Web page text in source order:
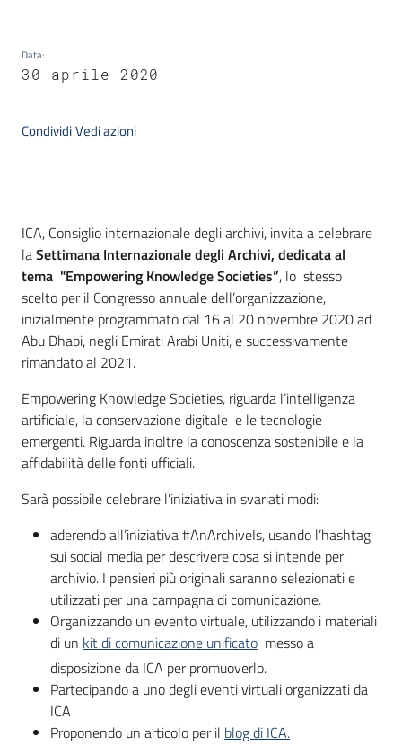
Data:
30 aprile 2020
CondividiVedi azioni
Introduzione
ICA, Consiglio internazionale degli archivi, invita a celebrare
laSettimana Internazionale degli Archivi, dedicata al
tema "Empowering Knowledge Societies”, lo stesso
scelto per il Congresso annuale dell’organizzazione,
inizialmente programmato dal 16 al 20 novembre 2020 ad
Abu Dhabi, negli Emirati Arabi Uniti, e successivamente
rimandato al 2021.
Empowering Knowledge Societies, riguarda l’intelligenza
artificiale, la conservazione digitale e le tecnologie
emergenti. Riguarda inoltre la conoscenza sostenibile e la
affidabilità delle fonti ufficiali.
Sarà possibile celebrare l’iniziativa in svariati modi:
aderendo all’iniziativa #AnArchiveIs, usando l’hashtag
sui social media per descrivere cosa si intende per
archivio. I pensieri più originali saranno selezionati e
utilizzati per una campagna di comunicazione.
Organizzando un evento virtuale, utilizzando i materiali
di un kit di comunicazione unificato messo a
disposizione da ICA per promuoverlo.
Partecipando a uno degli eventi virtuali organizzati da
ICA
Proponendo un articolo per il blog di ICA.